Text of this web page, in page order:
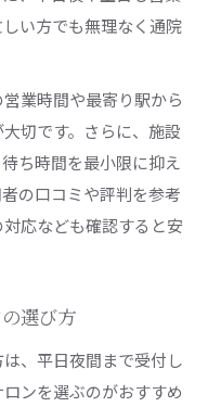
い方でも無理なく通院
業時間や最寄り駅から
切です。さらに、施設
ち時間を最小限に抑え
の口コミや評判を参考
応なども確認すると安
選び方
、平日夜間まで受付し
ンを選ぶのがおすすめ